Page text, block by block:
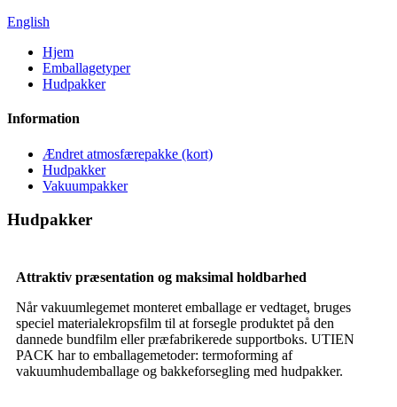
English
Hjem
Emballagetyper
Hudpakker
Information
Ændret atmosfærepakke (kort)
Hudpakker
Vakuumpakker
Hudpakker
Attraktiv præsentation og maksimal holdbarhed
Når vakuumlegemet monteret emballage er vedtaget, bruges
speciel materialekropsfilm til at forsegle produktet på den
dannede bundfilm eller præfabrikerede supportboks. UTIEN
PACK har to emballagemetoder: termoforming af
vakuumhudemballage og bakkeforsegling med hudpakker.